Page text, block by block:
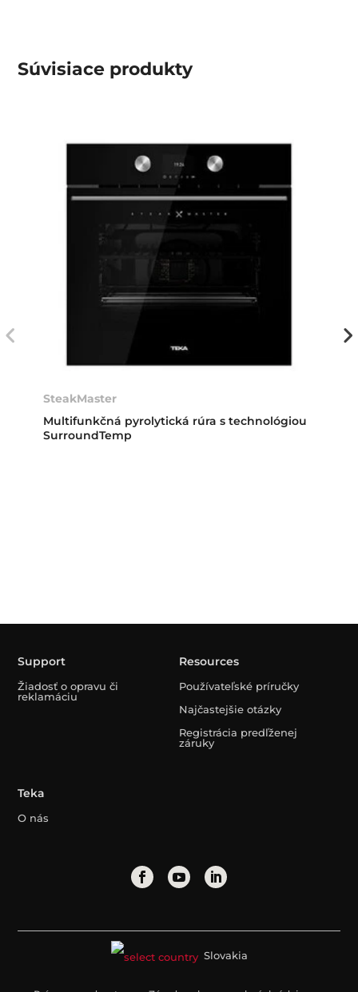
Súvisiace produkty
SteakMaster
Multifunkčná pyrolytická rúra s technológiou
SurroundTemp
Support
Žiadosť o opravu či
reklamáciu
Resources
Používateľské príručky
Najčastejšie otázky
Registrácia predľženej
záruky
Teka
O nás
Slovakia